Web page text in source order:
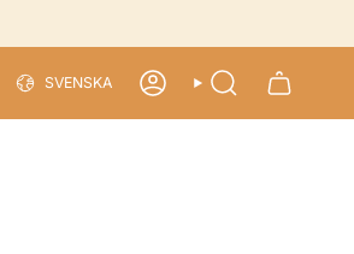
SVENSKA ACCOUNTSEARCH